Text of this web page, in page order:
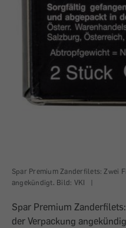
Spar Premium Zanderfilets: Zwei
angekündigt. Bild: VKI
|
Spar Premium
der Verpackung